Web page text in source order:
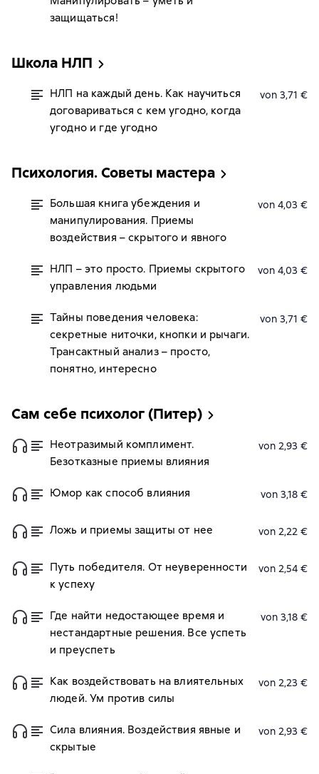
защищаться!
Школа НЛП
НЛП на каждый день. Как научиться
договариваться с кем угодно, когда
угодно и где угодно
von 3,71 €
Психология. Советы мастера
Большая книга убеждения и
манипулирования. Приемы
воздействия – скрытого и явного
von 4,03 €
НЛП – это просто. Приемы скрытого
управления людьми
von 4,03 €
Тайны поведения человека:
секретные ниточки, кнопки и рычаги.
Трансактный анализ – просто,
понятно, интересно
von 3,71 €
Сам себе психолог (Питер)
Неотразимый комплимент.
Безотказные приемы влияния
von 2,93 €
Юмор как способ влияния von 3,18 €
Ложь и приемы защиты от нее von 2,22 €
Путь победителя. От неуверенности
к успеху
von 2,54 €
Где найти недостающее время и
нестандартные решения. Все успеть
и преуспеть
von 3,18 €
Как воздействовать на влиятельных
людей. Ум против силы
von 2,23 €
Сила влияния. Воздействия явные и
скрытые
von 2,93 €